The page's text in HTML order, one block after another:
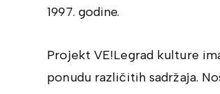
1997. godine.
Projekt VE!Legrad kulture
ponudu različitih sadržaja.